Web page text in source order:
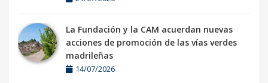
La Fundación y la CAM acuerdan nuevas
acciones de promoción de las vías verdes
madrileñas
14/07/2026